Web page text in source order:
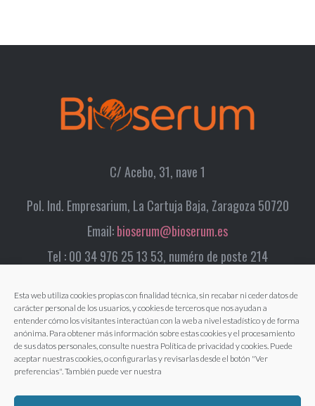
Esta web utiliza cookies propias con finalidad técnica, sin recabar ni ceder datos de
carácter personal de los usuarios, y cookies de terceros que nos ayudan a
entender cómo los visitantes interactúan con la web a nivel estadístico y de forma
anónima. Para obtener más información sobre estas cookies y el procesamiento
de sus datos personales, consulte nuestra Política de privacidad y cookies. Puede
aceptar nuestras cookies, o configurarlas y revisarlas desde el botón "Ver
preferencias". También puede ver nuestra
C/ Acebo, 31, nave 1
Pol. Ind. Empresarium, La Cartuja Baja, Zaragoza 50720
Email:bioserum@bioserum.es
Tel : 00 34 976 25 13 53, numéro de poste 214